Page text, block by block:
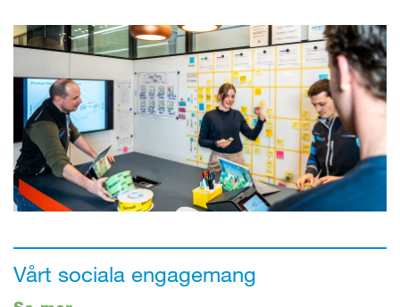
Vårt sociala engagemang